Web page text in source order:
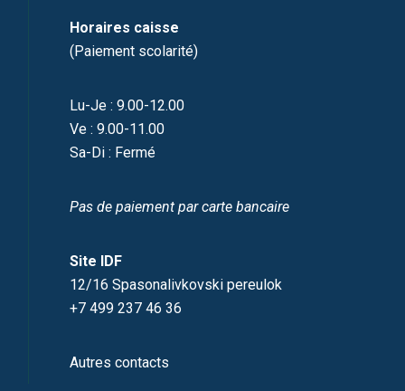
Horaires caisse
(Paiement scolarité)
Lu-Je : 9.00-12.00
Ve : 9.00-11.00
Sa-Di : Fermé
Pas de paiement par carte bancaire
Site IDF
12/16 Spasonalivkovski pereulok
+7 499 237 46 36
Autres contacts